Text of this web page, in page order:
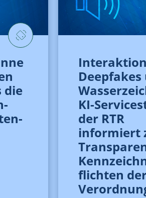
die
Deepfakes
KI-
der RTR
informiert
flichten